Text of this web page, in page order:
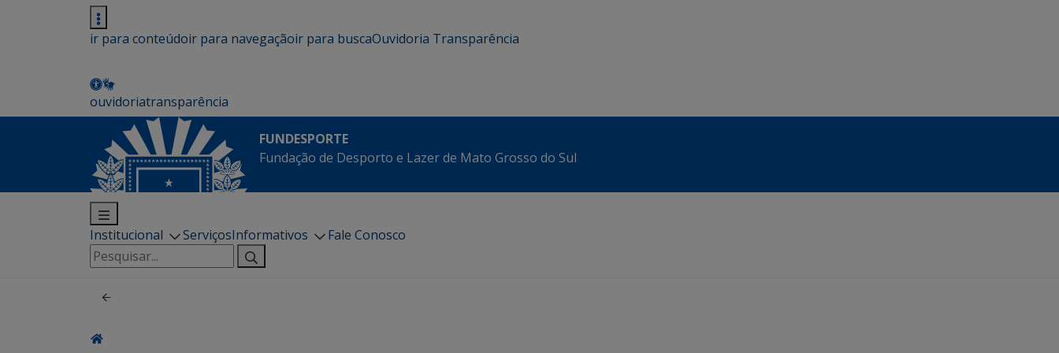
ir para conteúdoir para navegaçãoir para buscaOuvidoria Transparência
ouvidoriatransparência
FUNDESPORTE
Fundação de Desporto e Lazer de Mato Grosso do Sul
Institucional ServiçosInformativos
Fale Conosco
Pesquisar
por: